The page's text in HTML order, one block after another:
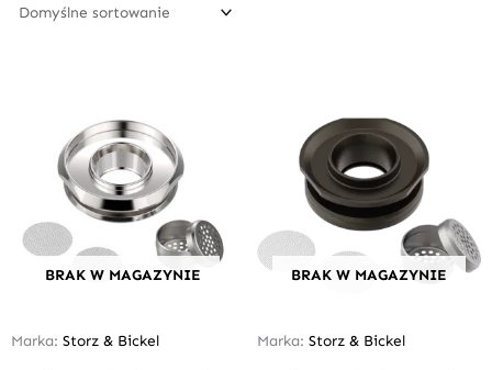
BRAK W MAGAZYNIE
Marka: Storz & Bickel
BRAK W MAGAZYNIE
Marka: Storz & Bickel